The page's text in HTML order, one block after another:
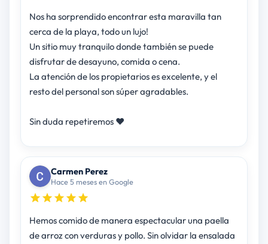
Nos ha sorprendido encontrar esta maravilla tan
cerca de la playa, todo un lujo!
Un sitio muy tranquilo donde también se puede
disfrutar de desayuno, comida o cena.
La atención de los propietarios es excelente, y el
resto del personal son súper agradables.
Sin duda repetiremos ❤️
Carmen Perez
Hace 5 meses en Google
Hemos comido de manera espectacular una paella
de arroz con verduras y pollo. Sin olvidar la ensalada